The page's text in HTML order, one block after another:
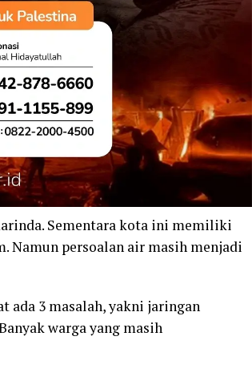
Sementara kota ini memiliki
Namun persoalan air masih menjadi
ada 3 masalah, yakni jaringan
warga yang masih